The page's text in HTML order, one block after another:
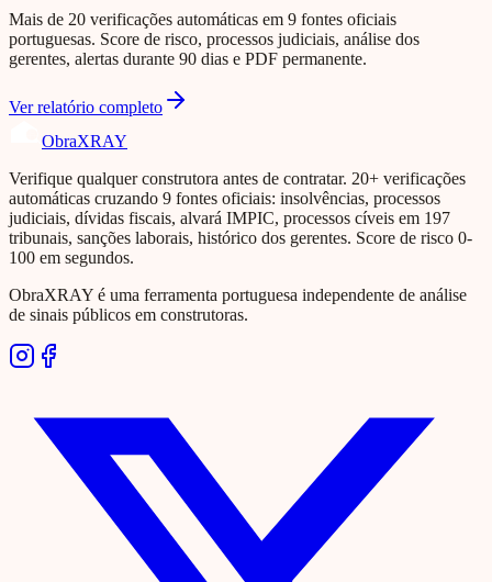
Mais de 20 verificações automáticas em 9 fontes oficiais
portuguesas. Score de risco, processos judiciais, análise dos
gerentes, alertas durante 90 dias e PDF permanente.
Ver relatório completo
ObraXRAY
Verifique qualquer construtora antes de contratar. 20+ verificações
automáticas cruzando 9 fontes oficiais: insolvências, processos
judiciais, dívidas fiscais, alvará IMPIC, processos cíveis em 197
tribunais, sanções laborais, histórico dos gerentes. Score de risco 0-
100 em segundos.
ObraXRAY é uma ferramenta portuguesa independente de análise
de sinais públicos em construtoras.